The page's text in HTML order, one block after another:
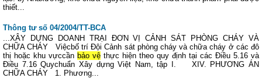
thiết...
Thông tư số 04/2004/TT-BCA
...XÂY DỰNG DOANH TRẠI ĐƠN VỊ CẢNH SÁT PHÒNG CHÁY VÀ
CHỮA CHÁY Việcbố trí Đội Cảnh sát phòng cháy và chữa cháy ở các đô
thị hoặc khu vựccần bảo vệ thực hiện theo quy định tại các Điều 5.16 và
Điều 7.16 Quychuẩn Xây dựng Việt Nam, tập I. XIV. PHƯƠNG ÁN
CHỮA CHÁY 1. Phương...